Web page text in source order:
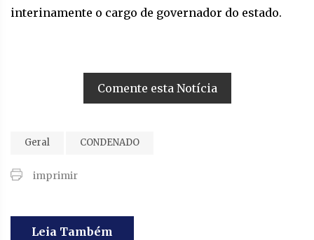
interinamente o cargo de governador do estado.
Comente esta Notícia
Geral CONDENADO
imprimir
Leia Também